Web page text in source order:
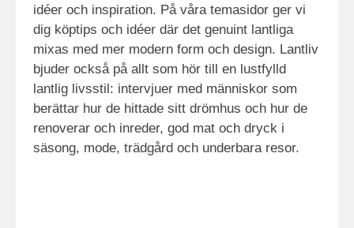
idéer och inspiration. På våra temasidor ger vi
dig köptips och idéer där det genuint lantliga
mixas med mer modern form och design. Lantliv
bjuder också på allt som hör till en lustfylld
lantlig livsstil: intervjuer med människor som
berättar hur de hittade sitt drömhus och hur de
renoverar och inreder, god mat och dryck i
säsong, mode, trädgård och underbara resor.